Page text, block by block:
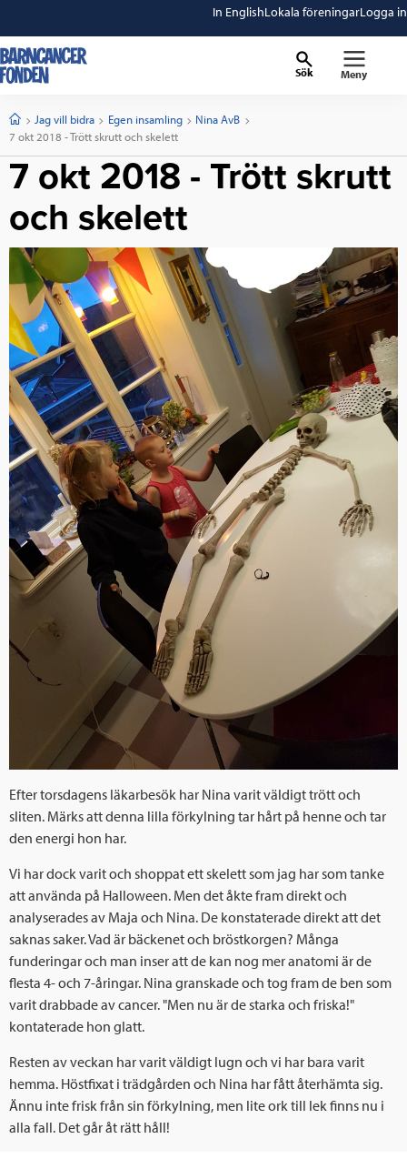
In EnglishLokala föreningarLogga in
Sök Meny
StartJag vill bidra Egen insamling
Nina AvB
Current:
7 okt 2018 - Trött skrutt och skelett
7 okt 2018 - Trött skrutt
och skelett
Efter torsdagens läkarbesök har Nina varit väldigt trött och
sliten. Märks att denna lilla förkylning tar hårt på henne och tar
den energi hon har.
Vi har dock varit och shoppat ett skelett som jag har som tanke
att använda på Halloween. Men det åkte fram direkt och
analyserades av Maja och Nina. De konstaterade direkt att det
saknas saker. Vad är bäckenet och bröstkorgen? Många
funderingar och man inser att de kan nog mer anatomi är de
flesta 4- och 7-åringar. Nina granskade och tog fram de ben som
varit drabbade av cancer. "Men nu är de starka och friska!"
kontaterade hon glatt.
Resten av veckan har varit väldigt lugn och vi har bara varit
hemma. Höstfixat i trädgården och Nina har fått återhämta sig.
Ännu inte frisk från sin förkylning, men lite ork till lek finns nu i
alla fall. Det går åt rätt håll!